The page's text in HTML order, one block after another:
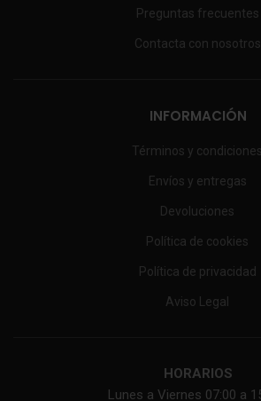
Preguntas frecuentes
Contacta con nosotros
INFORMACIÓN
Términos y condiciones
Envíos y entregas
Devoluciones
Política de cookies
Política de privacidad
Aviso Legal
HORARIOS
Lunes a Viernes 07:00 a